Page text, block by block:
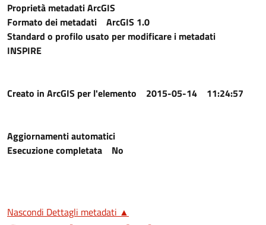
Proprietà metadati ArcGIS
Formato dei metadati ArcGIS 1.0
Standard o profilo usato per modificare i metadati
INSPIRE
Creato in ArcGIS per l'elemento 2015-05-14 11:24:57
Aggiornamenti automatici
Esecuzione completata No
Nascondi Dettagli metadati ▲